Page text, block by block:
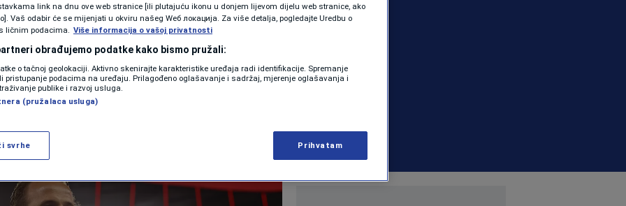
N1 SPECIJAL
FENOMENI
NEISTRAŽENO
VIRALNO
21:50 | NOGOMET | 0 komentara
Više
link na dnu ove web stranice [ili plutajuću ikonu u donjem lijevom dijelu web stranice, ako
Vaš odabir će se mijenjati u okviru našeg Wеб локација. Za više detalja, pogledajte Uredbu o
ličnim podacima. Više informacija o vašoj privatnosti
obrađujemo podatke kako bismo pružali:
o tačnoj geolokaciji. Aktivno skenirajte karakteristike uređaja radi identifikacije. Spremanje
pristupanje podacima na uređaju. Prilagođeno oglašavanje i sadržaj, mjerenje oglašavanja i
publike i razvoj usluga.
(pružalaca usluga)
svrhe Prihvatam